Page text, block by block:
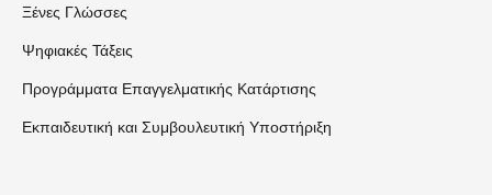
Ξένες Γλώσσες
Ψηφιακές Τάξεις
Προγράμματα Επαγγελματικής Κατάρτισης
Εκπαιδευτική και Συμβουλευτική Υποστήριξη